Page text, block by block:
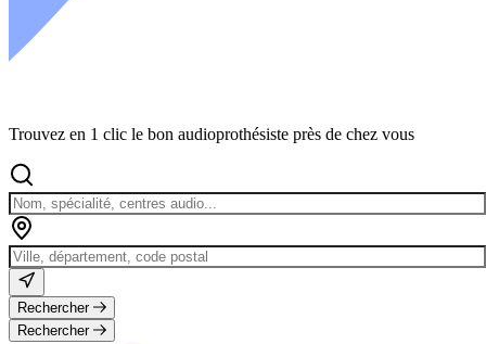
Trouvez en 1 clic le bon audioprothésiste près de chez vous
Rechercher
Rechercher